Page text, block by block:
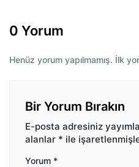
0 Yorum
Henüz yorum yapılmamış. İlk
Bir Yorum Bırakın
E-posta adresiniz
alanlar * ile
Yorum *